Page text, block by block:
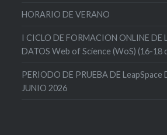
HORARIO DE VERANO
I CICLO DE FORMACION ONLINE DE
DATOS Web of Science (WoS) (16-18
PERIODO DE PRUEBA DE LeapSpace
JUNIO 2026